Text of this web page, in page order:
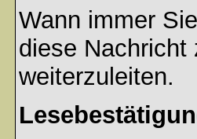
Wann immer
diese Nachricht
weiterzuleiten.